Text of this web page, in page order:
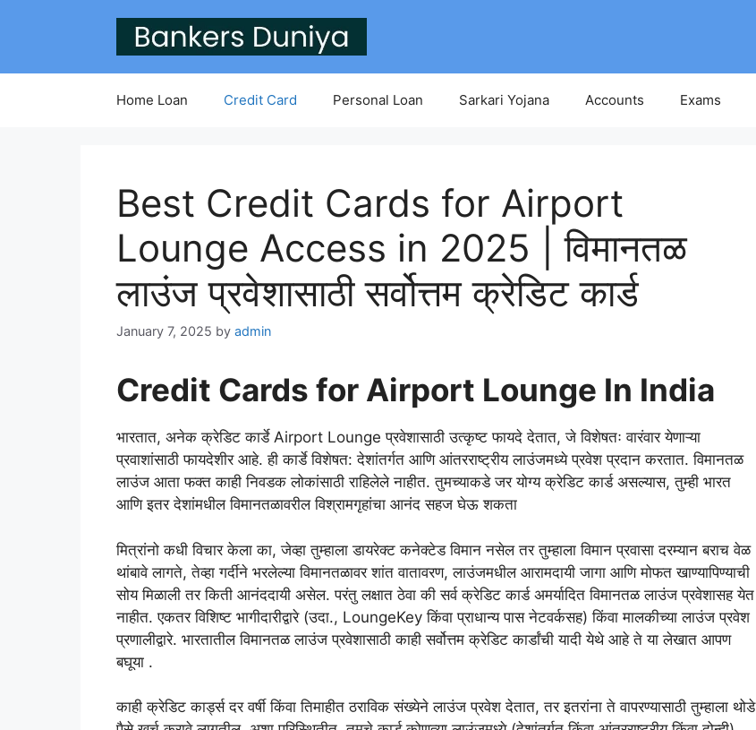
Home Loan Credit Card Personal Loan Sarkari Yojana Accounts Exams
Best Credit Cards for Airport
Lounge Access in 2025 | विमानतळ
लाउंज प्रवेशासाठी सर्वोत्तम क्रेडिट कार्ड
January 7, 2025 by admin
Credit Cards for Airport Lounge In India
भारतात, अनेक क्रेडिट कार्डे Airport Lounge प्रवेशासाठी उत्कृष्ट फायदे देतात, जे विशेषतः वारंवार येणाऱ्या
प्रवाशांसाठी फायदेशीर आहे. ही कार्डे विशेषत: देशांतर्गत आणि आंतरराष्ट्रीय लाउंजमध्ये प्रवेश प्रदान करतात. विमानतळ
लाउंज आता फक्त काही निवडक लोकांसाठी राहिलेले नाहीत. तुमच्याकडे जर योग्य क्रेडिट कार्ड असल्यास, तुम्ही भारत
आणि इतर देशांमधील विमानतळावरील विश्रामगृहांचा आनंद सहज घेऊ शकता
मित्रांनो कधी विचार केला का, जेव्हा तुम्हाला डायरेक्ट कनेक्टेड विमान नसेल तर तुम्हाला विमान प्रवासा दरम्यान बराच वेळ
थांबावे लागते, तेव्हा गर्दीने भरलेल्या विमानतळावर शांत वातावरण, लाउंजमधील आरामदायी जागा आणि मोफत खाण्यापिण्याची
सोय मिळाली तर किती आनंददायी असेल. परंतु लक्षात ठेवा की सर्व क्रेडिट कार्ड अमर्यादित विमानतळ लाउंज प्रवेशासह येत
नाहीत. एकतर विशिष्ट भागीदारीद्वारे (उदा., LoungeKey किंवा प्राधान्य पास नेटवर्कसह) किंवा मालकीच्या लाउंज प्रवेश
प्रणालीद्वारे. भारतातील विमानतळ लाउंज प्रवेशासाठी काही सर्वोत्तम क्रेडिट कार्डांची यादी येथे आहे ते या लेखात आपण
बघूया .
काही क्रेडिट कार्ड्स दर वर्षी किंवा तिमाहीत ठराविक संख्येने लाउंज प्रवेश देतात, तर इतरांना ते वापरण्यासाठी तुम्हाला थोडे